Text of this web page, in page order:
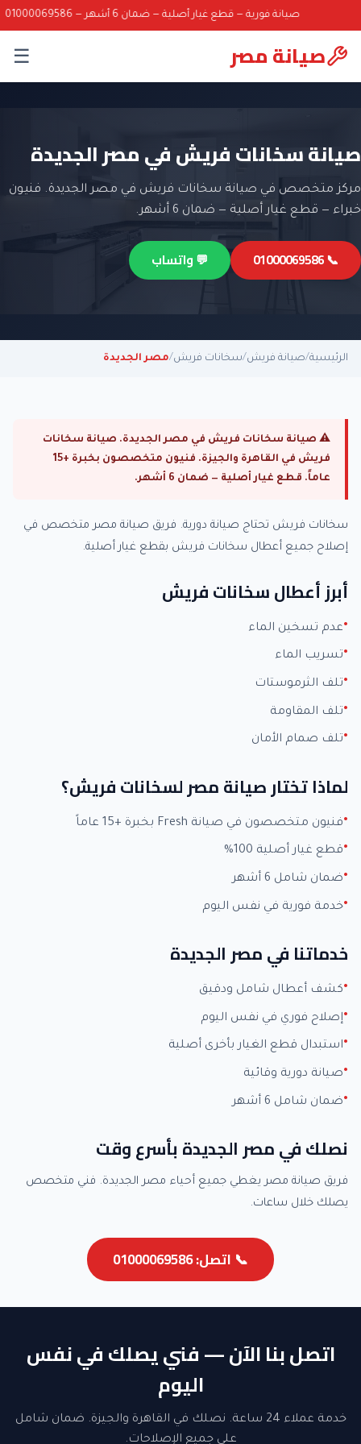
صيانة فورية — قطع غيار أصلية — ضمان 6 أشهر — 01000069586
صيانة مصر ☰
صيانة سخانات فريش في مصر الجديدة
مركز متخصص في صيانة سخانات فريش في مصر الجديدة. فنيون
خبراء — قطع غيار أصلية — ضمان 6 أشهر.
📞 01000069586 💬 واتساب
الرئيسية/صيانة فريش/سخانات فريش/مصر الجديدة
⚠ صيانة سخانات فريش في مصر الجديدة. صيانة سخانات
فريش في القاهرة والجيزة. فنيون متخصصون بخبرة +15
عاماً. قطع غيار أصلية — ضمان 6 أشهر.
سخانات فريش تحتاج صيانة دورية. فريق صيانة مصر متخصص في
إصلاح جميع أعطال سخانات فريش بقطع غيار أصلية.
أبرز أعطال سخانات فريش
عدم تسخين الماء
تسريب الماء
تلف الثرموستات
تلف المقاومة
تلف صمام الأمان
لماذا تختار صيانة مصر لسخانات فريش؟
فنيون متخصصون في صيانة Fresh بخبرة +15 عاماً
قطع غيار أصلية 100%
ضمان شامل 6 أشهر
خدمة فورية في نفس اليوم
خدماتنا في مصر الجديدة
كشف أعطال شامل ودقيق
إصلاح فوري في نفس اليوم
استبدال قطع الغيار بأخرى أصلية
صيانة دورية وقائية
ضمان شامل 6 أشهر
نصلك في مصر الجديدة بأسرع وقت
فريق صيانة مصر يغطي جميع أحياء مصر الجديدة. فني متخصص
يصلك خلال ساعات.
📞 اتصل: 01000069586
اتصل بنا الآن — فني يصلك في نفس
اليوم
خدمة عملاء 24 ساعة. نصلك في القاهرة والجيزة. ضمان شامل
على جميع الإصلاحات.